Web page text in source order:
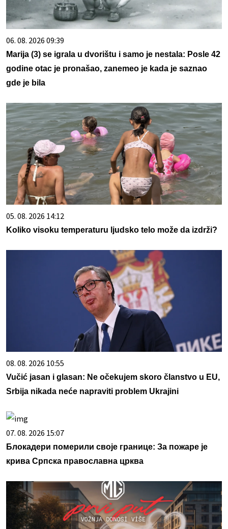
06. 08. 2026 09:39
Marija (3) se igrala u dvorištu i samo je nestala: Posle 42
godine otac je pronašao, zanemeo je kada je saznao
gde je bila
05. 08. 2026 14:12
Koliko visoku temperaturu ljudsko telo može da izdrži?
08. 08. 2026 10:55
Vučić jasan i glasan: Ne očekujem skoro članstvo u EU,
Srbija nikada neće napraviti problem Ukrajini
07. 08. 2026 15:07
Блокадери померили своје границе: За пожаре је
крива Српска православна црква